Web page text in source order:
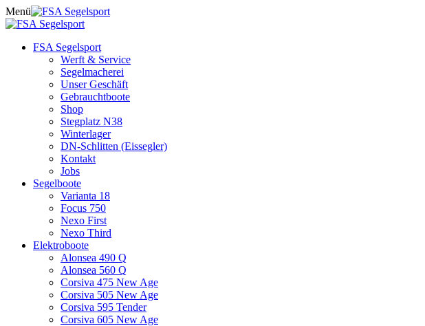
Skip
to
Menü
FSA Segelsport
Werft & Service
Segelmacherei
Unser Geschäft
Gebrauchtboote
Shop
Stegplatz N38
Winterlager
DN-Schlitten (Eissegler)
Kontakt
Jobs
Segelboote
Varianta 18
Focus 750
Nexo First
Nexo Third
Elektroboote
Alonsea 490 Q
Alonsea 560 Q
Corsiva 475 New Age
Corsiva 505 New Age
Corsiva 595 Tender
Corsiva 605 New Age